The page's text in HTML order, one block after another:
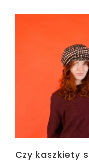
Czy kaszkiety